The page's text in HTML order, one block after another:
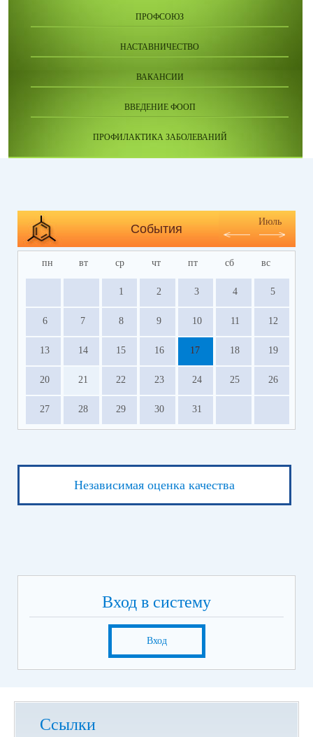
ПРОФСОЮЗ
НАСТАВНИЧЕСТВО
ВАКАНСИИ
ВВЕДЕНИЕ ФООП
ПРОФИЛАКТИКА ЗАБОЛЕВАНИЙ
События
Июль
пн вт ср чт пт сб вс
1 2 3 4 5
6 7 8 9 10 11 12
13 14 15 16 17 18 19
20 21 22 23 24 25 26
27 28 29 30 31
Независимая оценка качества
Вход в систему
Вход
Ссылки